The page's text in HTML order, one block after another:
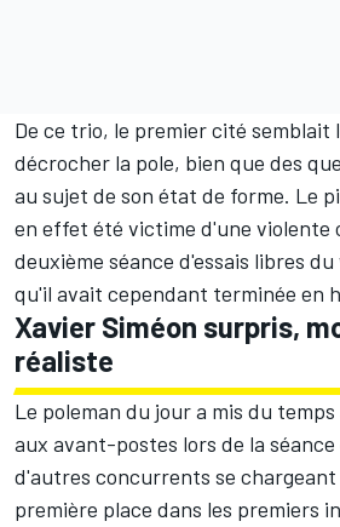
De ce trio, le premier cité semblait
décrocher la pole, bien que des
au sujet de son état de forme. Le
en effet été victime d'une violente
deuxième séance d'essais libres
qu'il avait cependant terminée en
Xavier Siméon surpris,
réaliste
Le poleman du jour a mis du
aux avant-postes lors de la
d'autres concurrents se chargeant
première place dans les premiers